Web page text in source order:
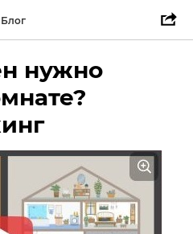
Блог
нужно